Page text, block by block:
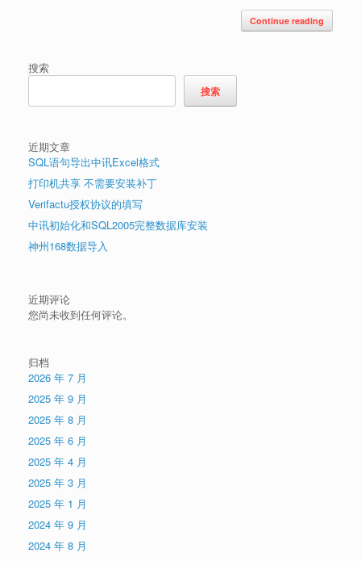
Continue reading
搜索
搜索
近期文章
SQL语句导出中讯Excel格式
打印机共享 不需要安装补丁
Verifactu授权协议的填写
中讯初始化和SQL2005完整数据库安装
神州168数据导入
近期评论
您尚未收到任何评论。
归档
2026 年 7 月
2025 年 9 月
2025 年 8 月
2025 年 6 月
2025 年 4 月
2025 年 3 月
2025 年 1 月
2024 年 9 月
2024 年 8 月